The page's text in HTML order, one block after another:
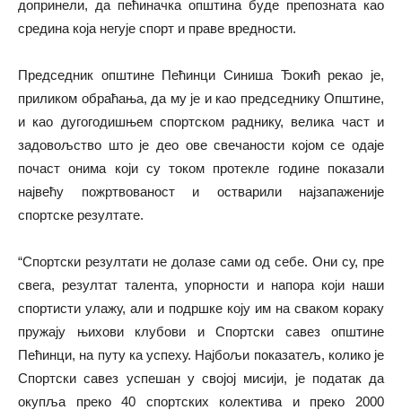
допринели, да пећиначка општина буде препозната као
средина која негује спорт и праве вредности.
Председник општине Пећинци Синиша Ђокић рекао је,
приликом обраћања, да му је и као председнику Општине,
и као дугогодишњем спортском раднику, велика част и
задовољство што је део ове свечаности којом се одаје
почаст онима који су током протекле године показали
највећу пожртвованост и остварили најзапаженије
спортске резултате.
“Спортски резултати не долазе сами од себе. Они су, пре
свега, резултат талента, упорности и напора који наши
спортисти улажу, али и подршке коју им на сваком кораку
пружају њихови клубови и Спортски савез општине
Пећинци, на путу ка успеху. Најбољи показатељ, колико је
Спортски савез успешан у својој мисији, је податак да
окупља преко 40 спортских колектива и преко 2000